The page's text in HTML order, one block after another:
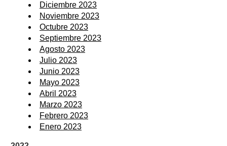
Diciembre 2023
Noviembre 2023
Octubre 2023
Septiembre 2023
Agosto 2023
Julio 2023
Junio 2023
Mayo 2023
Abril 2023
Marzo 2023
Febrero 2023
Enero 2023